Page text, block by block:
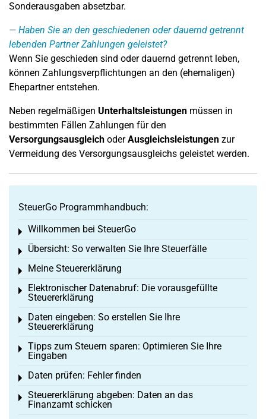
Sonderausgaben absetzbar.
Haben Sie an den geschiedenen oder dauernd getrennt
lebenden Partner Zahlungen geleistet?
Wenn Sie geschieden sind oder dauernd getrennt leben,
können Zahlungsverpflichtungen an den (ehemaligen)
Ehepartner entstehen.
Neben regelmäßigen Unterhaltsleistungen müssen in
bestimmten Fällen Zahlungen für den
Versorgungsausgleich oderAusgleichsleistungen zur
Vermeidung des Versorgungsausgleichs geleistet werden.
SteuerGo Programmhandbuch:
Willkommen bei SteuerGo
Toggle menu
Übersicht: So verwalten Sie Ihre Steuerfälle
Toggle menu
Meine Steuererklärung
Toggle menu
Elektronischer Datenabruf: Die vorausgefüllte
Steuererklärung
Toggle menu
Daten eingeben: So erstellen Sie Ihre
Steuererklärung
Toggle menu
Tipps zum Steuern sparen: Optimieren Sie Ihre
Eingaben
Toggle menu
Daten prüfen: Fehler finden
Toggle menu
Steuererklärung abgeben: Daten an das
Finanzamt schicken
Toggle menu